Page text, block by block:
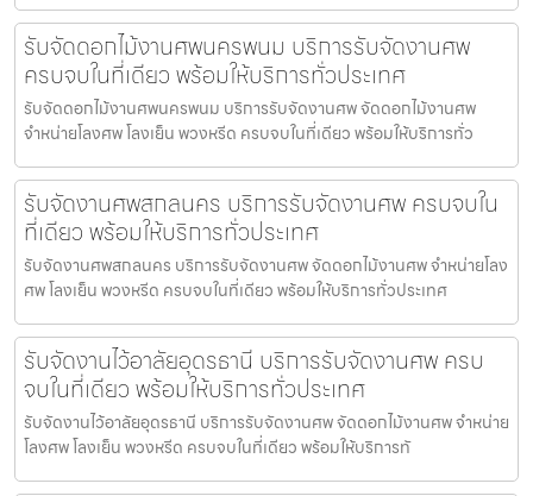
รับจัดดอกไม้งานศพนครพนม บริการรับจัดงานศพ
ครบจบในที่เดียว พร้อมให้บริการทั่วประเทศ
รับจัดดอกไม้งานศพนครพนม บริการรับจัดงานศพ จัดดอกไม้งานศพ
จำหน่ายโลงศพ โลงเย็น พวงหรีด ครบจบในที่เดียว พร้อมให้บริการทั่ว
รับจัดงานศพสกลนคร บริการรับจัดงานศพ ครบจบใน
ที่เดียว พร้อมให้บริการทั่วประเทศ
รับจัดงานศพสกลนคร บริการรับจัดงานศพ จัดดอกไม้งานศพ จำหน่ายโลง
ศพ โลงเย็น พวงหรีด ครบจบในที่เดียว พร้อมให้บริการทั่วประเทศ
รับจัดงานไว้อาลัยอุดรธานี บริการรับจัดงานศพ ครบ
จบในที่เดียว พร้อมให้บริการทั่วประเทศ
รับจัดงานไว้อาลัยอุดรธานี บริการรับจัดงานศพ จัดดอกไม้งานศพ จำหน่าย
โลงศพ โลงเย็น พวงหรีด ครบจบในที่เดียว พร้อมให้บริการทั